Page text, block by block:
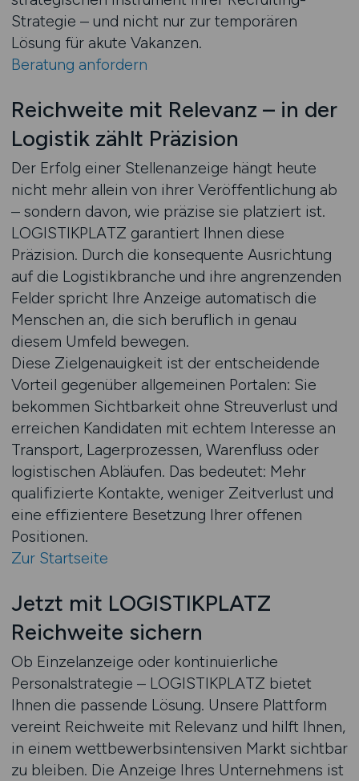
Strategie – und nicht nur zur temporären
Lösung für akute Vakanzen.
Beratung anfordern
Reichweite mit Relevanz – in der
Logistik zählt Präzision
Der Erfolg einer Stellenanzeige hängt heute
nicht mehr allein von ihrer Veröffentlichung ab
– sondern davon, wie präzise sie platziert ist.
LOGISTIKPLATZ garantiert Ihnen diese
Präzision. Durch die konsequente Ausrichtung
auf die Logistikbranche und ihre angrenzenden
Felder spricht Ihre Anzeige automatisch die
Menschen an, die sich beruflich in genau
diesem Umfeld bewegen.
Diese Zielgenauigkeit ist der entscheidende
Vorteil gegenüber allgemeinen Portalen: Sie
bekommen Sichtbarkeit ohne Streuverlust und
erreichen Kandidaten mit echtem Interesse an
Transport, Lagerprozessen, Warenfluss oder
logistischen Abläufen. Das bedeutet: Mehr
qualifizierte Kontakte, weniger Zeitverlust und
eine effizientere Besetzung Ihrer offenen
Positionen.
Zur Startseite
Jetzt mit LOGISTIKPLATZ
Reichweite sichern
Ob Einzelanzeige oder kontinuierliche
Personalstrategie – LOGISTIKPLATZ bietet
Ihnen die passende Lösung. Unsere Plattform
vereint Reichweite mit Relevanz und hilft Ihnen,
in einem wettbewerbsintensiven Markt sichtbar
zu bleiben. Die Anzeige Ihres Unternehmens ist